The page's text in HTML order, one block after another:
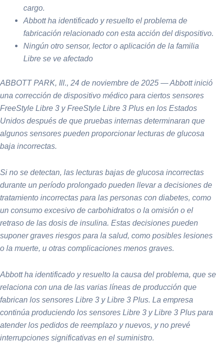
cargo.
Abbott ha identificado y resuelto el problema de
fabricación relacionado con esta acción del dispositivo.
Ningún otro sensor, lector o aplicación de la familia
Libre se ve afectado
ABBOTT PARK, Ill., 24 de noviembre de 2025 — Abbott inició
una corrección de dispositivo médico para ciertos sensores
FreeStyle Libre 3 y FreeStyle Libre 3 Plus en los Estados
Unidos después de que pruebas internas determinaran que
algunos sensores pueden proporcionar lecturas de glucosa
baja incorrectas.
Si no se detectan, las lecturas bajas de glucosa incorrectas
durante un período prolongado pueden llevar a decisiones de
tratamiento incorrectas para las personas con diabetes, como
un consumo excesivo de carbohidratos o la omisión o el
retraso de las dosis de insulina. Estas decisiones pueden
suponer graves riesgos para la salud, como posibles lesiones
o la muerte, u otras complicaciones menos graves.
Abbott ha identificado y resuelto la causa del problema, que se
relaciona con una de las varias líneas de producción que
fabrican los sensores Libre 3 y Libre 3 Plus. La empresa
continúa produciendo los sensores Libre 3 y Libre 3 Plus para
atender los pedidos de reemplazo y nuevos, y no prevé
interrupciones significativas en el suministro.